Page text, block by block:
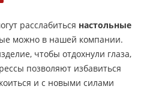
расслабиться настольные
можно в нашей компании.
чтобы отдохнули глаза,
позволяют избавиться
и с новыми силами